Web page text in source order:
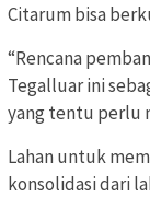
Citarum bisa
“Rencana
Tegalluar ini
yang tentu perlu
Lahan untuk
konsolidasi dari